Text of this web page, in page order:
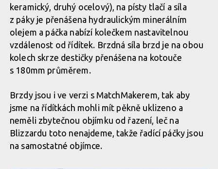
Rock Machine BLIZZARD 90-27 - SRAM Eagle GX
Rock Machine BLIZZARD 90-27 - SRAM Eagle GX
keramický, druhý ocelový), na písty tlačí a síla
z páky je přenášena hydraulickým minerálním
olejem a páčka nabízí kolečkem nastavitelnou
vzdálenost od řídítek. Brzdná síla brzd je na obou
kolech skrze destičky přenášena na kotouče
s 180mm průměrem.
Brzdy jsou i ve verzi s MatchMakerem, tak aby
jsme na řídítkách mohli mít pěkně uklizeno a
neměli zbytečnou objímku od řazení, leč na
Blizzardu toto nenajdeme, takže řadící páčky jsou
na samostatné objímce.